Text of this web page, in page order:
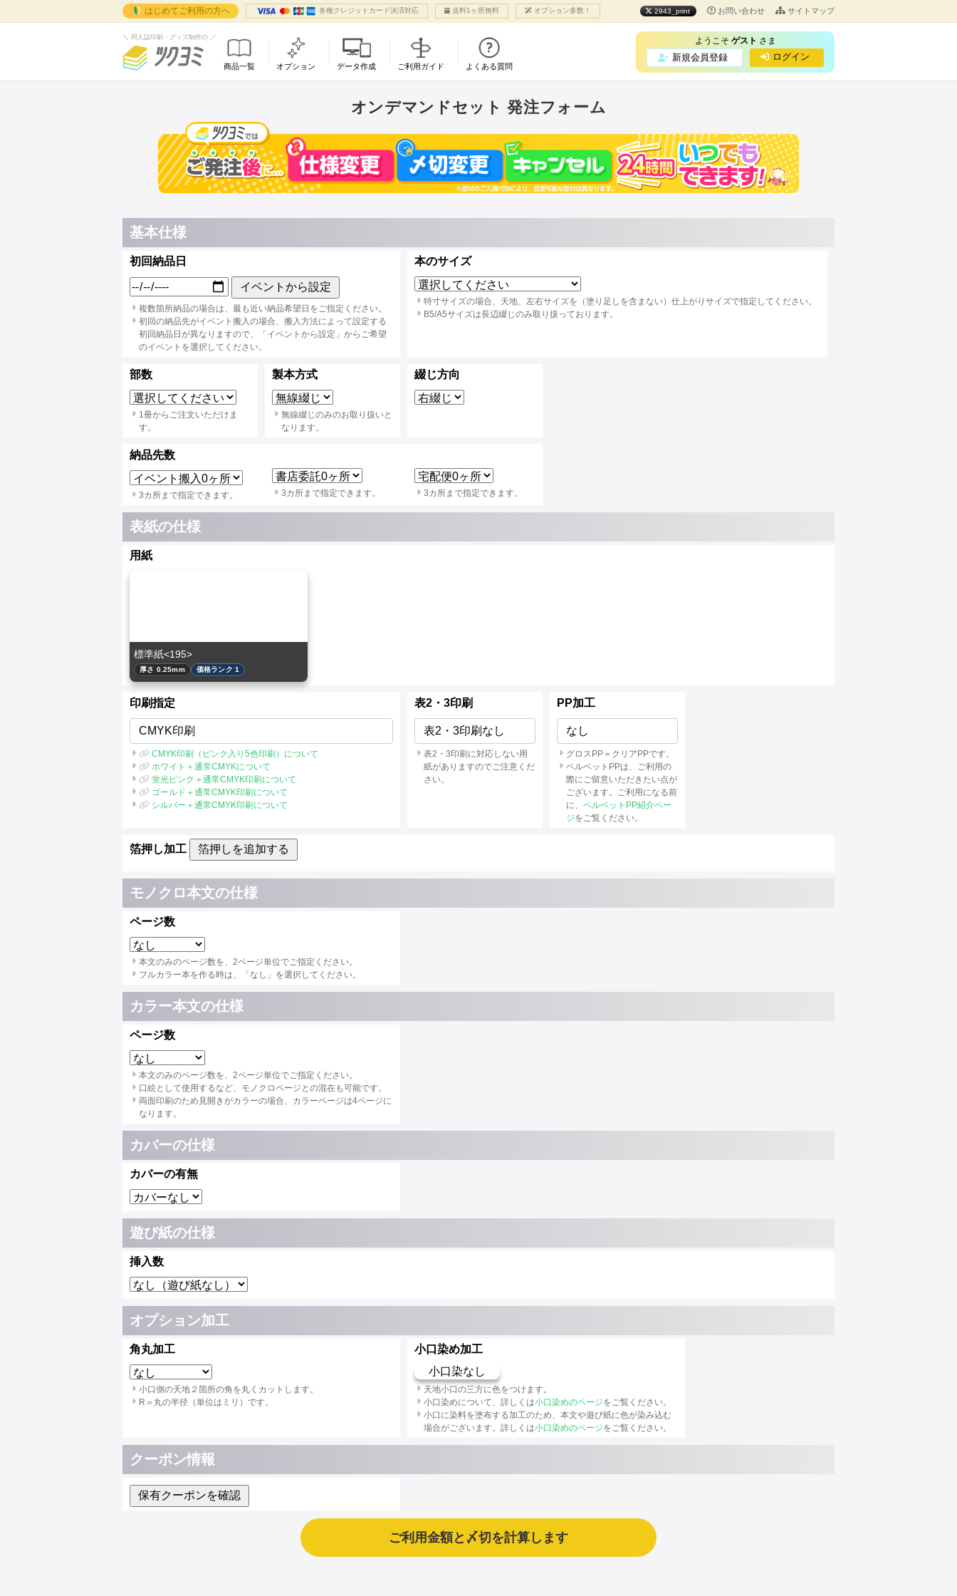
はじめてご利用の方へ 各種クレジットカード決済対応 送料1ヶ所無料 オプション多数！ 2943_print お問い合わせ サイトマップ
＼ 同人誌印刷・グッズ制作の ／
商品一覧
NEW!
ツクヨミの同人誌は1つ
で完結！
シンプルにも、オプシ
ョンでカスタムもなん
でもできちゃうよ
オンデマンドカード NEW!
名刺サイズ〜B4サイズ
まで！自由に仕上がり
サイズが選べます。
大判ポスター NEW!
ら！
オプション
取り扱い用紙
グロス・マットPP
ベルベットPP
ホログラムPP
NEW!
角丸加工
ご利用いただける内容は
遊び紙
CMYK（ピンク入り5色印刷）
特色 シルバー
特色 ホワイト
小口染め
NEW!
データ作成
テンプレート
箔押し（データ作成方法）
特殊紙を使う際の注意
入稿マニュアル
ご利用ガイド
はじめての方へ
お取引の流れ
ツクヨミポイント・カブ
ツクヨミブログ
よくあるご質問
お問い合わせ
お支払いについて
サンプル冊子請求
支援イベント一覧
個人情報保護方針
特定商法取引に基づく表示
会社概要
よくある質問
ようこそ ゲスト さま
新規会員登録 ログイン
オンデマンドセット 発注フォーム
基本仕様
初回納品日
イベントから設定
複数箇所納品の場合は、最も近い納品希望日をご指定ください。
初回の納品先がイベント搬入の場合、搬入方法によって設定する
初回納品日が異なりますので、「イベントから設定」からご希望
のイベントを選択してください。
本のサイズ
特寸サイズの場合、天地、左右サイズを（塗り足しを含まない）仕上がりサイズで指定してください。
B5/A5サイズは長辺綴じのみ取り扱っております。
部数
1冊からご注文いただけま
す。
製本方式
無線綴じのみのお取り扱いと
なります。
綴じ方向
納品先数
3カ所まで指定できます。 3カ所まで指定できます。 3カ所まで指定できます。
表紙の仕様
用紙
標準紙<195>
厚さ 0.25mm 価格ランク 1
印刷指定
CMYK印刷
CMYK印刷（ピンク入り5色印刷）について
ホワイト＋通常CMYKについて
蛍光ピンク＋通常CMYK印刷について
ゴールド＋通常CMYK印刷について
シルバー＋通常CMYK印刷について
表2・3印刷
表2・3印刷なし
表2・3印刷に対応しない用
紙がありますのでご注意くだ
さい。
PP加工
なし
グロスPP＝クリアPPです。
ベルベットPPは、ご利用の
際にご留意いただきたい点が
ございます。ご利用になる前
に、 ベルベットPP紹介ペー
ジをご覧ください。
箔押し加工 箔押しを追加する
モノクロ本文の仕様
ページ数
本文のみのページ数を、2ページ単位でご指定ください。
フルカラー本を作る時は、「なし」を選択してください。
カラー本文の仕様
ページ数
本文のみのページ数を、2ページ単位でご指定ください。
口絵として使用するなど、モノクロページとの混在も可能です。
両面印刷のため見開きがカラーの場合、カラーページは4ページに
なります。
カバーの仕様
カバーの有無
遊び紙の仕様
挿入数
オプション加工
角丸加工
小口側の天地２箇所の角を丸くカットします。
R＝丸の半径（単位はミリ）です。
小口染め加工
小口染なし
天地小口の三方に色をつけます。
小口染めについて、詳しくは小口染めのページをご覧ください。
小口に染料を塗布する加工のため、本文や遊び紙に色が染み込む
場合がございます。詳しくは小口染めのページをご覧ください。
クーポン情報
保有クーポンを確認